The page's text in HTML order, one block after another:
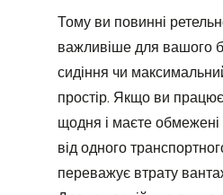
Тому ви повинні
важливіше для вашого
сидіння чи
простір. Якщо ви
щодня і маєте обмежені
від одного
переважує втрату